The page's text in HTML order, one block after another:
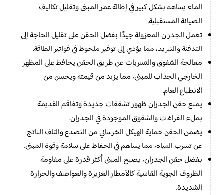
الماء يساهم بشكل كبير في إطالة عمر المبنى وتقليل تكاليف
الصيانة المستقبلية.
تعمل الجدران المعزولة جيدًا بفضل الحقن على تقليل الحاجة إلى
التدفئة والتبريد، مما يؤدي إلى توفير ملحوظ في فواتير الطاقة.
معالجة الشقوق والتسربات عن طريق الحقن يحافظ على المظهر
الخارجي الجذاب للمبنى، مما يزيد من قيمته ويحسن من
الانطباع العام.
يمنع حقن الجدران ظهور تشققات جديدة وتفاقم القديمة
بملء الفراغات والشقوق الموجودة في الجدران.
يضمن الحقن حماية الهيكل الخرساني من التصدع والتلف الناتج
عن تسرب المياه، مما يساهم في الحفاظ على سلامة وقوة المبنى.
بفضل حقن الجدران، يصبح المبنى أكثر قدرة على مقاومة
الظروف الجوية القاسية كالأمطار الغزيرة والعواصف والحرارة
الشديدة.